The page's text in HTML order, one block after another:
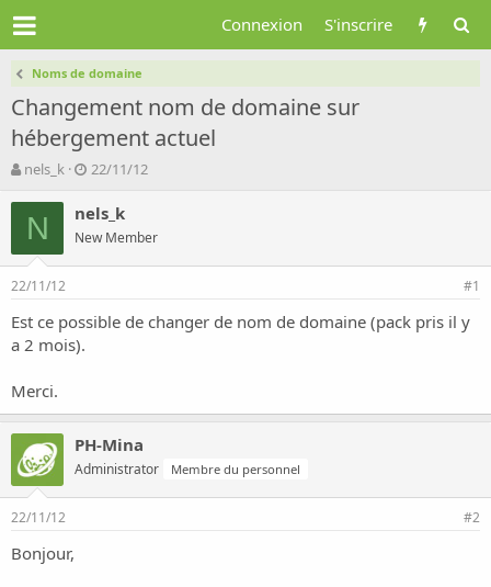
Connexion S'inscrire
Noms de domaine
Changement nom de domaine sur
hébergement actuel
A
t
e
r
d
l
a
i
u
s
s
i
o
nels_k
D
t
d
e
b
22/11/12
N nels_k
New Member
22/11/12 #1
Est ce possible de changer de nom de domaine (pack pris il y
a 2 mois).
Merci.
PH-Mina
Administrator Membre du personnel
22/11/12 #2
Bonjour,